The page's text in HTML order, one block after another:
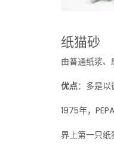
纸猫砂
由普通纸浆
优点：多是以
1975年，
界上第一只纸